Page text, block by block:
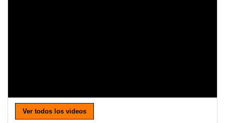
Ver todos los videos